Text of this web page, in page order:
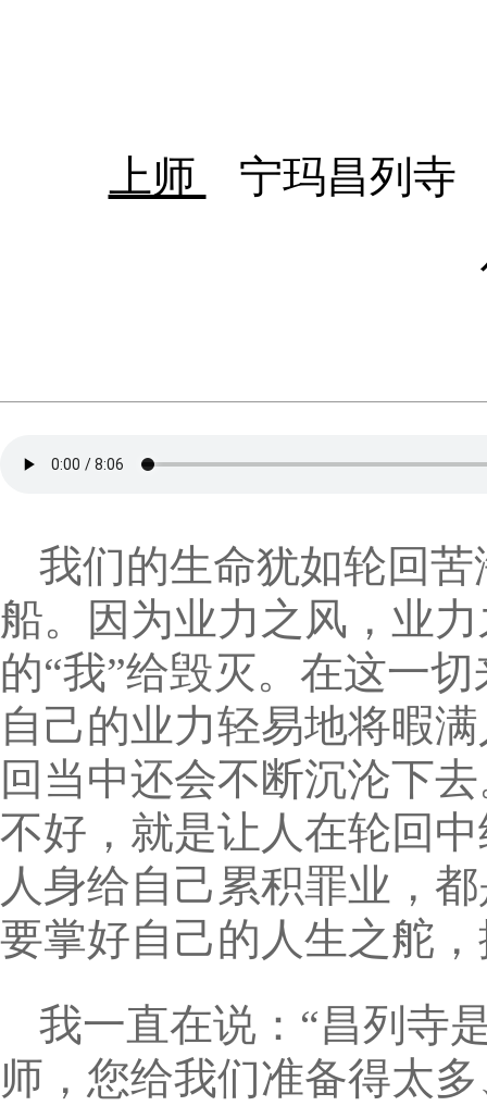
上师
宁玛昌列寺
我们的生命犹如轮回
船。因为业力之风，业
的“我”给毁灭。在这一
自己的业力轻易地将暇
回当中还会不断沉沦下
不好，就是让人在轮回
人身给自己累积罪业，
要掌好自己的人生之舵
我一直在说：“昌列寺
师，您给我们准备得太